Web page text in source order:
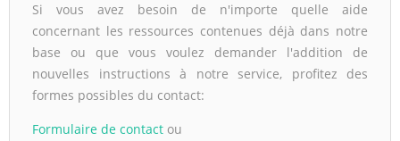
Si vous avez besoin de n'importe quelle aide
concernant les ressources contenues déjà dans notre
base ou que vous voulez demander l'addition de
nouvelles instructions à notre service, profitez des
formes possibles du contact:
Formulaire de contact ou